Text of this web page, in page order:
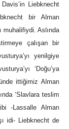
Liebknecht
bir Alman
muhalifiydi. Aslında
çalışan bir
yenilgiye
‘Doğu’ya
ittiğimiz Alman
‘Slavlara teslim
-Lassalle Alman
idi- Liebknecht de